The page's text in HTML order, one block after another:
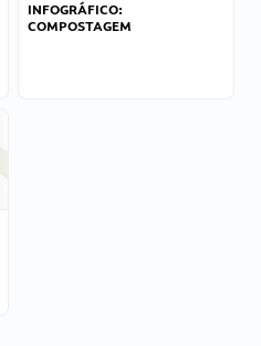
INFOGRÁFICO:
COMPOSTAGEM